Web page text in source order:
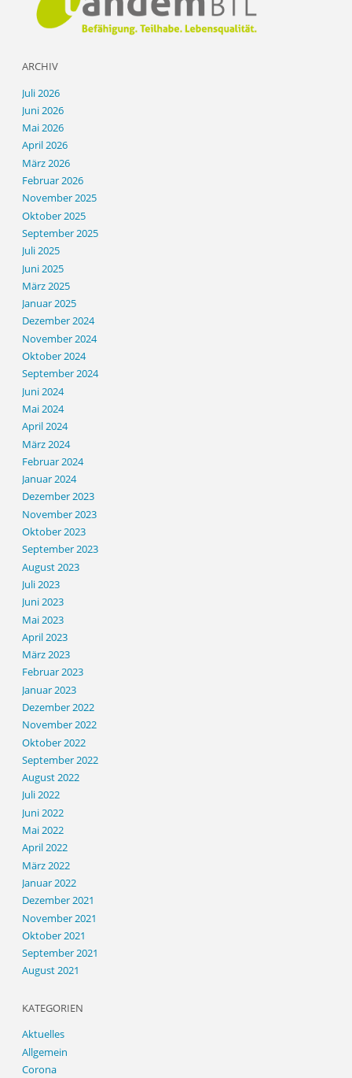
ARCHIV
Juli 2026
Juni 2026
Mai 2026
April 2026
März 2026
Februar 2026
November 2025
Oktober 2025
September 2025
Juli 2025
Juni 2025
März 2025
Januar 2025
Dezember 2024
November 2024
Oktober 2024
September 2024
Juni 2024
Mai 2024
April 2024
März 2024
Februar 2024
Januar 2024
Dezember 2023
November 2023
Oktober 2023
September 2023
August 2023
Juli 2023
Juni 2023
Mai 2023
April 2023
März 2023
Februar 2023
Januar 2023
Dezember 2022
November 2022
Oktober 2022
September 2022
August 2022
Juli 2022
Juni 2022
Mai 2022
April 2022
März 2022
Januar 2022
Dezember 2021
November 2021
Oktober 2021
September 2021
August 2021
KATEGORIEN
Aktuelles
Allgemein
Corona